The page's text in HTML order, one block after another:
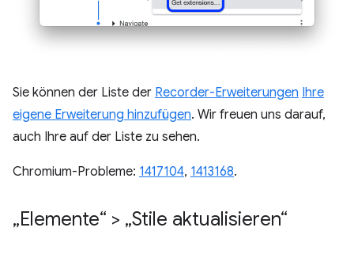
Sie können der Liste der Recorder-Erweiterungen Ihre
eigene Erweiterung hinzufügen. Wir freuen uns darauf,
auch Ihre auf der Liste zu sehen.
Chromium-Probleme: 1417104, 1413168.
„Elemente“ > „Stile aktualisieren“